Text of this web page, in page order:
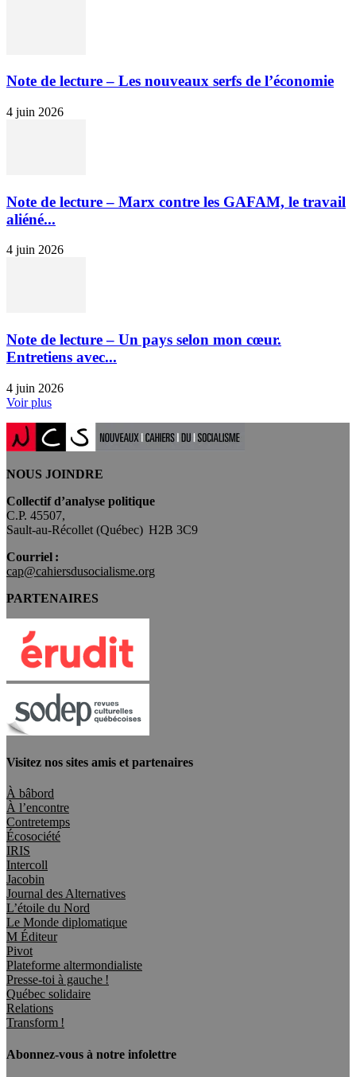
Note de lecture – Les nouveaux serfs de l’économie
4 juin 2026
Note de lecture – Marx contre les GAFAM, le travail
aliéné...
4 juin 2026
Note de lecture – Un pays selon mon cœur.
Entretiens avec...
4 juin 2026
Voir plus
NOUS JOINDRE
Collectif d’analyse politique
C.P. 45507,
Sault-au-Récollet (Québec) H2B 3C9
Courriel :
cap@cahiersdusocialisme.org
PARTENAIRES
Visitez nos sites amis et partenaires
À bâbord
À l’encontre
Contretemps
Écosociété
IRIS
Intercoll
Jacobin
Journal des Alternatives
L’étoile du Nord
Le Monde diplomatique
M Éditeur
Pivot
Plateforme altermondialiste
Presse-toi à gauche !
Québec solidaire
Relations
Transform !
Abonnez-vous à notre infolettre